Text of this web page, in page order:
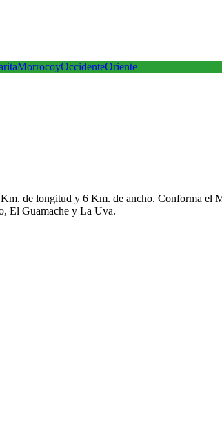
MorrocoyOccidenteOriente
de longitud y 6 Km. de ancho. Conforma
El Guamache y La Uva.